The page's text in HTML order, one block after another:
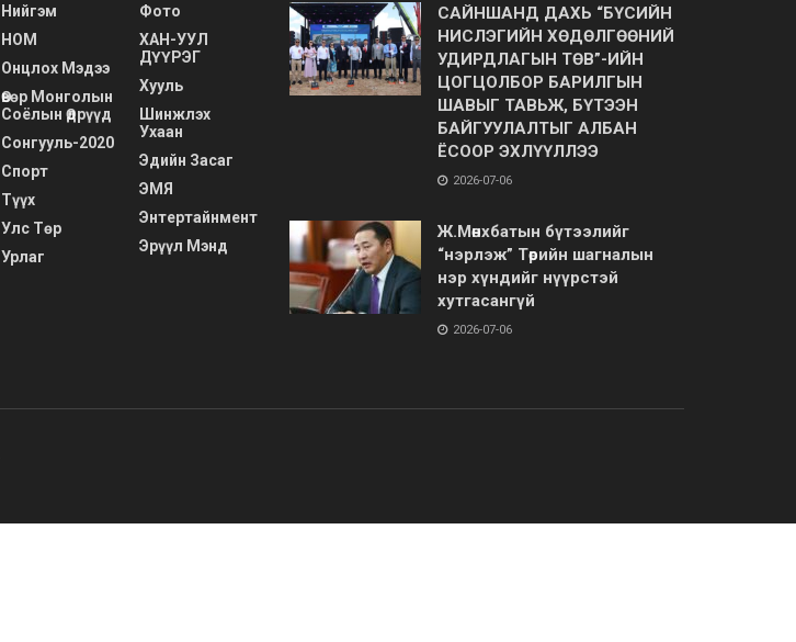
Нийгэм
НОМ
Онцлох Мэдээ
Өвөр Монголын
Соёлын Өдрүүд
Сонгууль-2020
Спорт
Түүх
Улс Төр
Урлаг
Фото
ХАН-УУЛ
ДҮҮРЭГ
Хууль
Шинжлэх
Ухаан
Эдийн Засаг
ЭМЯ
Энтертайнмент
Эрүүл Мэнд
САЙНШАНД ДАХЬ “БҮСИЙН
НИСЛЭГИЙН ХӨДӨЛГӨӨНИЙ
УДИРДЛАГЫН ТӨВ”-ИЙН
ЦОГЦОЛБОР БАРИЛГЫН
ШАВЫГ ТАВЬЖ, БҮТЭЭН
БАЙГУУЛАЛТЫГ АЛБАН
ЁСООР ЭХЛҮҮЛЛЭЭ
2026-07-06
Ж.Мөнхбатын бүтээлийг
“нэрлэж” Төрийн шагналын
нэр хүндийг нүүрстэй
хутгасангүй
2026-07-06